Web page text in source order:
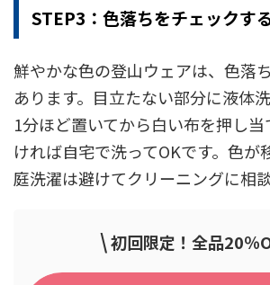
STEP3：色落ちをチェックす
鮮やかな色の登山ウェアは、色落
あります。目立たない部分に液体洗
1分ほど置いてから白い布を押し
ければ自宅で洗ってOKです。色が
庭洗濯は避けてクリーニングに相
\初回限定！全品20％